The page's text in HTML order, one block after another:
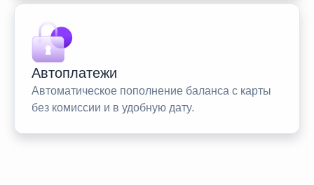
Автоплатежи
Автоматическое пополнение баланса с карты
без комиссии и в удобную дату.